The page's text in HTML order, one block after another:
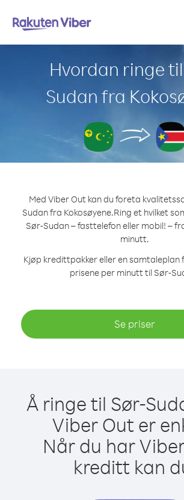
Hvordan ringe
Sudan fra
Med Viber Out kan du foreta
Sudan fra Kokosøyene.Ring et hvilket
Sør-Sudan – fasttelefon eller mobil! –
minutt.
Kjøp kredittpakker eller en samtaleplan
prisene per minutt til Sør-
Se priser
Å ringe til Sør-
Viber Out er
Når du har
kreditt kan